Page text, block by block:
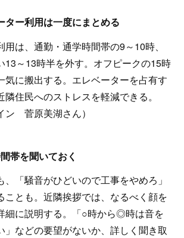
ター利用は一度にまとめる
は、通勤・通学時間帯の9～10時、
13～13時半を外す。オフピークの15時
気に搬出する。エレベーターを占有す
住民へのストレスを軽減できる。
ン 菅原美湖さん）
帯を聞いておく
「騒音がひどいので工事をやめろ」
ことも。近隣挨拶では、なるべく顔を
細に説明する。「○時から◎時は音を
」などの要望がないか、詳しく聞き取